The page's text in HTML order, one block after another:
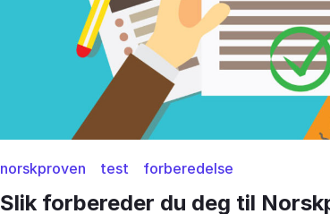
norskproven test forberedelse
Slik forbereder du deg til